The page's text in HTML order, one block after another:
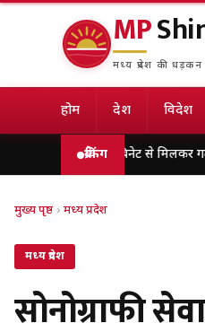
MP
मध्य प्रदेश की धड़कन
होम देश विदेश
ब्रेकिंग
की खास कैबिनेट से मिलकर गदगद हुए
मुख्य पृष्ठ › मध्य प्रदेश
मध्य प्रदेश
सोनोग्राफी